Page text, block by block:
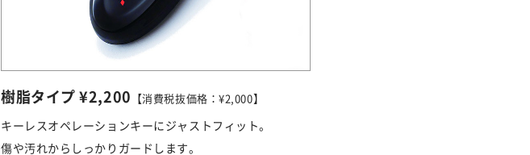
樹脂タイプ ¥2,200 【消費税抜価格：¥2,000】
キーレスオペレーションキーにジャストフィット。
傷や汚れからしっかりガードします。